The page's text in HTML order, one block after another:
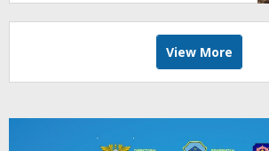
View More